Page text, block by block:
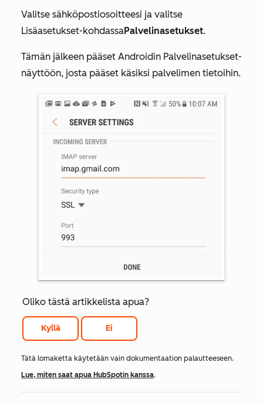
Valitse sähköpostiosoitteesi ja valitse
Lisäasetukset-kohdassaPalvelinasetukset.
Tämän jälkeen pääset Androidin Palvelinasetukset-
näyttöön, josta pääset käsiksi palvelimen tietoihin.
Oliko tästä artikkelista apua?
Kyllä Ei
Tätä lomaketta käytetään vain dokumentaation palautteeseen.
Lue, miten saat apua HubSpotin kanssa.